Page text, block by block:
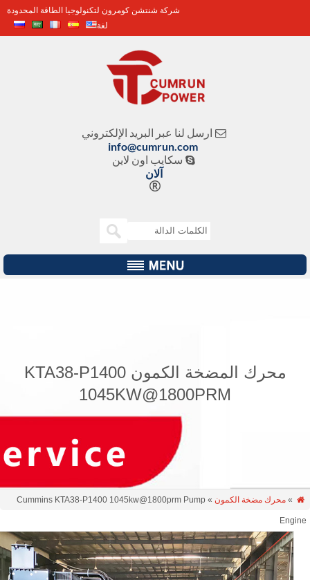
شركة شنتشن كومرون لتكنولوجيا الطاقة المحدودة
لغة
ارسل لنا عبر البريد الإلكتروني
info@cumrun.com
سكايب اون لاين
آلان

محرك المضخة الكمون KTA38-P1400
1045KW@1800PRM
» محرك مضخة الكمون » Cummins KTA38-P1400 1045kw@1800prm Pump